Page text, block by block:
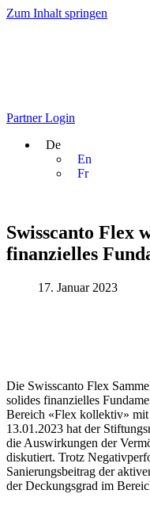
Zum Inhalt springen
Partner Login
De
En
Fr
Swisscanto Flex
finanzielles
17. Januar 2023
Die Swisscanto Flex
solides finanzielles
Bereich «Flex kollektiv»
13.01.2023 hat der
die Auswirkungen der
diskutiert. Trotz
Sanierungsbeitrag der
der Deckungsgrad im